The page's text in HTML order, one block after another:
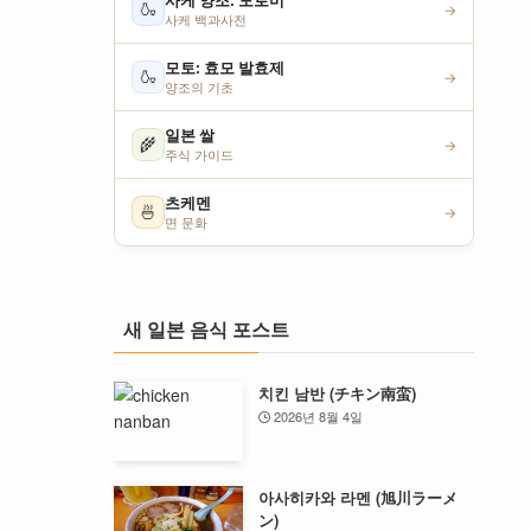
🍶
사케 백과사전
→
🍶 모토: 효모 발효제
양조의 기초
→
🌾 일본 쌀
주식 가이드
→
🍜 츠케멘
면 문화
→
새 일본 음식 포스트
치킨 남반 (チキン南蛮)
2026년 8월 4일
아사히카와 라멘 (旭川ラーメ
ン)